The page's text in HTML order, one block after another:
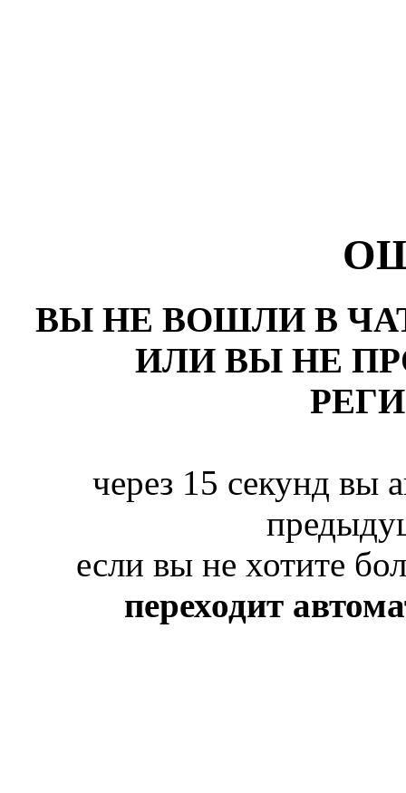
ВЫ НЕ ВОШЛИ В
ИЛИ ВЫ НЕ
через 15 секунд вы
если вы не хотите
переходит